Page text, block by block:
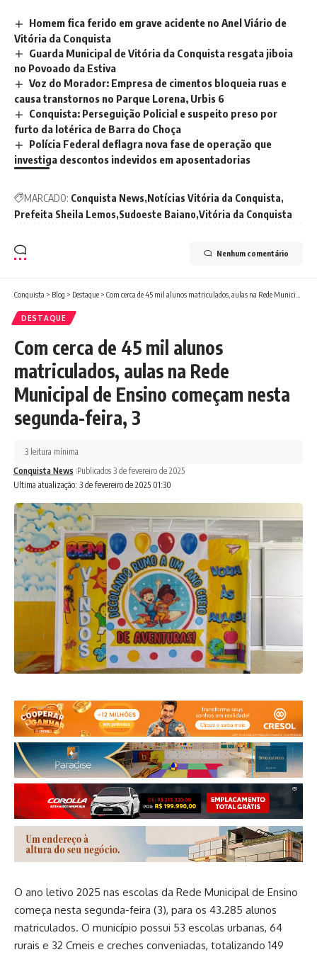
Homem fica ferido em grave acidente no Anel Viário de
Vitória da Conquista
Guarda Municipal de Vitória da Conquista resgata jiboia
no Povoado da Estiva
Voz do Morador: Empresa de cimentos bloqueia ruas e
causa transtornos no Parque Lorena, Urbis 6
Conquista: Perseguição Policial e suspeito preso por
furto da lotérica de Barra do Choça
Polícia Federal deflagra nova fase de operação que
investiga descontos indevidos em aposentadorias
MARCADO: Conquista News Notícias Vitória da Conquista
Prefeita Sheila Lemos Sudoeste Baiano Vitória da Conquista
Nenhum comentário
Conquista > Blog > Destaque > Com cerca de 45 mil alunos matriculados, aulas na Rede Municipal de Ensino começam nesta segunda-feira, 3
DESTAQUE
Com cerca de 45 mil alunos
matriculados, aulas na Rede
Municipal de Ensino começam nesta
segunda-feira, 3
Ultima atualização: 3 de fevereiro de 2025 01:30
Conquista News Publicados 3 de fevereiro de 2025
3 leitura mínima
O ano letivo 2025 nas escolas da Rede Municipal de Ensino
começa nesta segunda-feira (3), para os 43.285 alunos
matriculados. O município possui 53 escolas urbanas, 64
rurais e 32 Cmeis e creches conveniadas, totalizando 149